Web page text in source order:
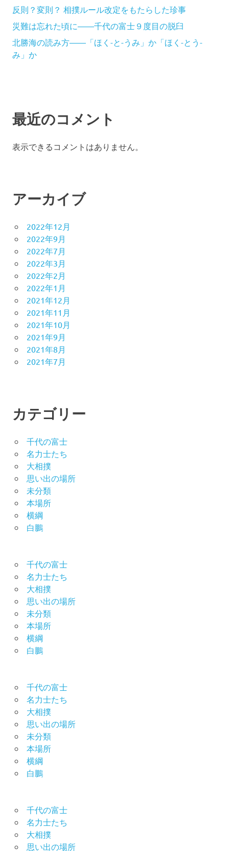
反則？変則？ 相撲ルール改定をもたらした珍事
災難は忘れた頃に――千代の富士９度目の脱臼
北勝海の読み方――「ほく-と-うみ」か「ほく-とう-
み」か
最近のコメント
表示できるコメントはありません。
アーカイブ
2022年12月
2022年9月
2022年7月
2022年3月
2022年2月
2022年1月
2021年12月
2021年11月
2021年10月
2021年9月
2021年8月
2021年7月
カテゴリー
千代の富士
名力士たち
大相撲
思い出の場所
未分類
本場所
横綱
白鵬
千代の富士
名力士たち
大相撲
思い出の場所
未分類
本場所
横綱
白鵬
千代の富士
名力士たち
大相撲
思い出の場所
未分類
本場所
横綱
白鵬
千代の富士
名力士たち
大相撲
思い出の場所